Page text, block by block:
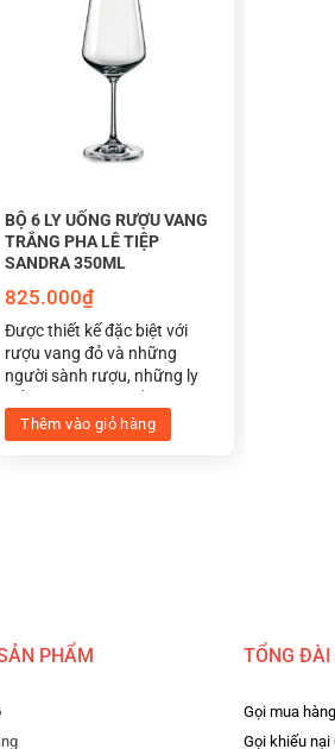
BỘ 6 LY UỐNG RƯỢU VANG
TRẮNG PHA LÊ TIỆP
SANDRA 350ML
825.000₫
Được thiết kế đặc biệt với
rượu vang đỏ và những
người sành rượu, những ly
Sandra 350ml siêu trong và
lấp lánh này nâng cao trải
Thêm vào giỏ hàng
PHẨM TỔNG ĐÀI
Gọi mua hàng
Gọi khiếu nại